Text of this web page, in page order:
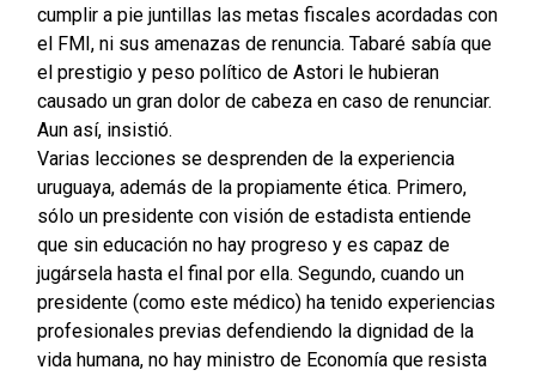
cumplir a pie juntillas las metas fiscales acordadas con
el FMI, ni sus amenazas de renuncia. Tabaré sabía que
el prestigio y peso político de Astori le hubieran
causado un gran dolor de cabeza en caso de renunciar.
Aun así, insistió.
Varias lecciones se desprenden de la experiencia
uruguaya, además de la propiamente ética. Primero,
sólo un presidente con visión de estadista entiende
que sin educación no hay progreso y es capaz de
jugársela hasta el final por ella. Segundo, cuando un
presidente (como este médico) ha tenido experiencias
profesionales previas defendiendo la dignidad de la
vida humana, no hay ministro de Economía que resista